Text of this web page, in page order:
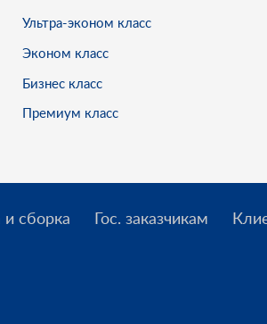
Ультра-эконом класс
Эконом класс
Бизнес класс
Премиум класс
и сборка Гос. заказчикам